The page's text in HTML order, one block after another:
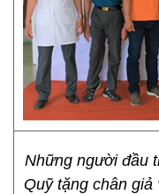
Những người đầu
Quỹ tặng chân giả